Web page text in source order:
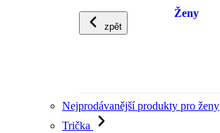
zpět
Ženy
Nejprodávanější produkty pro ženy
Trička